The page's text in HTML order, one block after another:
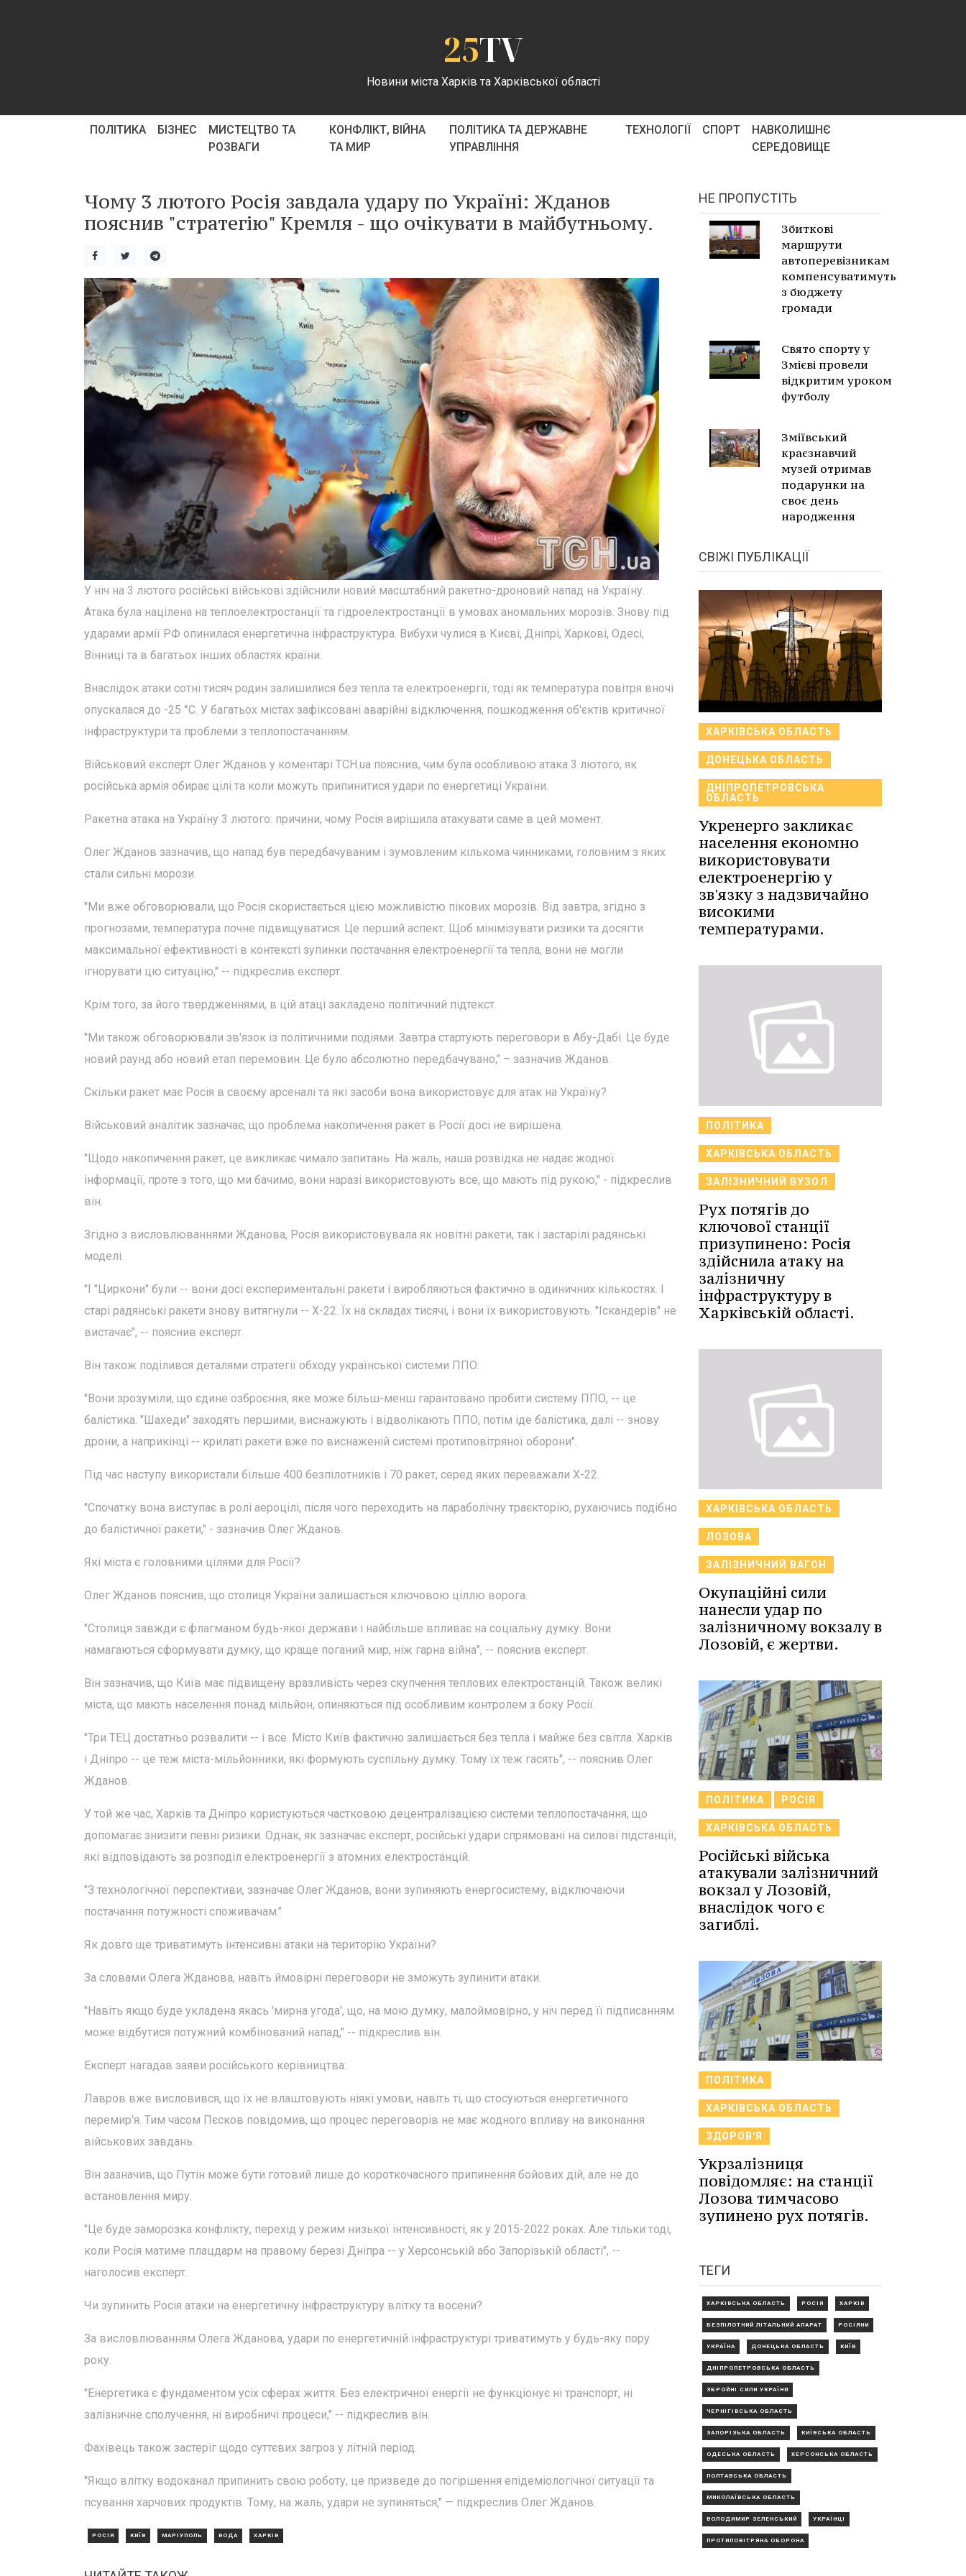
25TV
Новини міста Харків та Харківської області
ПОЛІТИКА БІЗНЕС
МИСТЕЦТВО ТА
РОЗВАГИ
КОНФЛІКТ, ВІЙНА
ТА МИР
ПОЛІТИКА ТА ДЕРЖАВНЕ
УПРАВЛІННЯ
ТЕХНОЛОГІЇ СПОРТ
НАВКОЛИШНЄ
СЕРЕДОВИЩЕ
Чому 3 лютого Росія завдала удару по Україні: Жданов
пояснив "стратегію" Кремля - що очікувати в майбутньому.
У ніч на 3 лютого російські військові здійснили новий масштабний ракетно-дроновий напад на Україну.
Атака була націлена на теплоелектростанції та гідроелектростанції в умовах аномальних морозів. Знову під
ударами армії РФ опинилася енергетична інфраструктура. Вибухи чулися в Києві, Дніпрі, Харкові, Одесі,
Вінниці та в багатьох інших областях країни.
Внаслідок атаки сотні тисяч родин залишилися без тепла та електроенергії, тоді як температура повітря вночі
опускалася до -25 °C. У багатьох містах зафіксовані аварійні відключення, пошкодження об'єктів критичної
інфраструктури та проблеми з теплопостачанням.
Військовий експерт Олег Жданов у коментарі ТСН.ua пояснив, чим була особливою атака 3 лютого, як
російська армія обирає цілі та коли можуть припинитися удари по енергетиці України.
Ракетна атака на Україну 3 лютого: причини, чому Росія вирішила атакувати саме в цей момент.
Олег Жданов зазначив, що напад був передбачуваним і зумовленим кількома чинниками, головним з яких
стали сильні морози.
"Ми вже обговорювали, що Росія скористається цією можливістю пікових морозів. Від завтра, згідно з
прогнозами, температура почне підвищуватися. Це перший аспект. Щоб мінімізувати ризики та досягти
максимальної ефективності в контексті зупинки постачання електроенергії та тепла, вони не могли
ігнорувати цю ситуацію," -- підкреслив експерт.
Крім того, за його твердженнями, в цій атаці закладено політичний підтекст.
"Ми також обговорювали зв'язок із політичними подіями. Завтра стартують переговори в Абу-Дабі. Це буде
новий раунд або новий етап перемовин. Це було абсолютно передбачувано," – зазначив Жданов.
Скільки ракет має Росія в своєму арсеналі та які засоби вона використовує для атак на Україну?
Військовий аналітик зазначає, що проблема накопичення ракет в Росії досі не вирішена.
"Щодо накопичення ракет, це викликає чимало запитань. На жаль, наша розвідка не надає жодної
інформації, проте з того, що ми бачимо, вони наразі використовують все, що мають під рукою," - підкреслив
він.
Згідно з висловлюваннями Жданова, Росія використовувала як новітні ракети, так і застарілі радянські
моделі.
"І "Циркони" були -- вони досі експериментальні ракети і виробляються фактично в одиничних кількостях. І
старі радянські ракети знову витягнули -- Х-22. Їх на складах тисячі, і вони їх використовують. "Іскандерів" не
вистачає", -- пояснив експерт.
Він також поділився деталями стратегії обходу української системи ППО:
"Вони зрозуміли, що єдине озброєння, яке може більш-менш гарантовано пробити систему ППО, -- це
балістика. "Шахеди" заходять першими, виснажують і відволікають ППО, потім іде балістика, далі -- знову
дрони, а наприкінці -- крилаті ракети вже по виснаженій системі протиповітряної оборони".
Під час наступу використали більше 400 безпілотників і 70 ракет, серед яких переважали Х-22.
"Спочатку вона виступає в ролі аероцілі, після чого переходить на параболічну траєкторію, рухаючись подібно
до балістичної ракети," - зазначив Олег Жданов.
Які міста є головними цілями для Росії?
Олег Жданов пояснив, що столиця України залишається ключовою ціллю ворога.
"Столиця завжди є флагманом будь-якої держави і найбільше впливає на соціальну думку. Вони
намагаються сформувати думку, що краще поганий мир, ніж гарна війна", -- пояснив експерт.
Він зазначив, що Київ має підвищену вразливість через скупчення теплових електростанцій. Також великі
міста, що мають населення понад мільйон, опиняються під особливим контролем з боку Росії.
"Три ТЕЦ достатньо розвалити -- і все. Місто Київ фактично залишається без тепла і майже без світла. Харків
і Дніпро -- це теж міста-мільйонники, які формують суспільну думку. Тому їх теж гасять", -- пояснив Олег
Жданов.
У той же час, Харків та Дніпро користуються частковою децентралізацією системи теплопостачання, що
допомагає знизити певні ризики. Однак, як зазначає експерт, російські удари спрямовані на силові підстанції,
які відповідають за розподіл електроенергії з атомних електростанцій.
"З технологічної перспективи, зазначає Олег Жданов, вони зупиняють енергосистему, відключаючи
постачання потужності споживачам."
Як довго ще триватимуть інтенсивні атаки на територію України?
За словами Олега Жданова, навіть ймовірні переговори не зможуть зупинити атаки.
"Навіть якщо буде укладена якась 'мирна угода', що, на мою думку, малоймовірно, у ніч перед її підписанням
може відбутися потужний комбінований напад," -- підкреслив він.
Експерт нагадав заяви російського керівництва:
Лавров вже висловився, що їх не влаштовують ніякі умови, навіть ті, що стосуються енергетичного
перемир'я. Тим часом Пєсков повідомив, що процес переговорів не має жодного впливу на виконання
військових завдань.
Він зазначив, що Путін може бути готовий лише до короткочасного припинення бойових дій, але не до
встановлення миру.
"Це буде заморозка конфлікту, перехід у режим низької інтенсивності, як у 2015-2022 роках. Але тільки тоді,
коли Росія матиме плацдарм на правому березі Дніпра -- у Херсонській або Запорізькій області", --
наголосив експерт.
Чи зупинить Росія атаки на енергетичну інфраструктуру влітку та восени?
За висловлюванням Олега Жданова, удари по енергетичній інфраструктурі триватимуть у будь-яку пору
року.
"Енергетика є фундаментом усіх сферах життя. Без електричної енергії не функціонує ні транспорт, ні
залізничне сполучення, ні виробничі процеси," -- підкреслив він.
Фахівець також застеріг щодо суттєвих загроз у літній період.
"Якщо влітку водоканал припинить свою роботу, це призведе до погіршення епідеміологічної ситуації та
псування харчових продуктів. Тому, на жаль, удари не зупиняться," — підкреслив Олег Жданов.
РОСІЯ КИЇВ МАРІУПОЛЬ ВОДА ХАРКІВ
НЕ ПРОПУСТІТЬ
Збиткові
маршрути
автоперевізникам
компенсуватимуть
з бюджету
громади
Свято спорту у
Змієві провели
відкритим уроком
футболу
Зміївський
краєзнавчий
музей отримав
подарунки на
своє день
народження
СВІЖІ ПУБЛІКАЦІЇ
ХАРКІВСЬКА ОБЛАСТЬ
ДОНЕЦЬКА ОБЛАСТЬ
ДНІПРОПЕТРОВСЬКА
ОБЛАСТЬ
Укренерго закликає
населення економно
використовувати
електроенергію у
зв'язку з надзвичайно
високими
температурами.
ПОЛІТИКА
ХАРКІВСЬКА ОБЛАСТЬ
ЗАЛІЗНИЧНИЙ ВУЗОЛ
Рух потягів до
ключової станції
призупинено: Росія
здійснила атаку на
залізничну
інфраструктуру в
Харківській області.
ХАРКІВСЬКА ОБЛАСТЬ
ЛОЗОВА
ЗАЛІЗНИЧНИЙ ВАГОН
Окупаційні сили
нанесли удар по
залізничному вокзалу в
Лозовій, є жертви.
ПОЛІТИКА РОСІЯ
ХАРКІВСЬКА ОБЛАСТЬ
Російські війська
атакували залізничний
вокзал у Лозовій,
внаслідок чого є
загиблі.
ПОЛІТИКА
ХАРКІВСЬКА ОБЛАСТЬ
ЗДОРОВ'Я
Укрзалізниця
повідомляє: на станції
Лозова тимчасово
зупинено рух потягів.
ТЕГИ
ХАРКІВСЬКА ОБЛАСТЬ РОСІЯ ХАРКІВ
БЕЗПІЛОТНИЙ ЛІТАЛЬНИЙ АПАРАТ РОСІЯНИ
УКРАЇНА ДОНЕЦЬКА ОБЛАСТЬ КИЇВ
ДНІПРОПЕТРОВСЬКА ОБЛАСТЬ
ЗБРОЙНІ СИЛИ УКРАЇНИ
ЧЕРНІГІВСЬКА ОБЛАСТЬ
ЗАПОРІЗЬКА ОБЛАСТЬ КИЇВСЬКА ОБЛАСТЬ
ОДЕСЬКА ОБЛАСТЬ ХЕРСОНСЬКА ОБЛАСТЬ
ПОЛТАВСЬКА ОБЛАСТЬ
МИКОЛАЇВСЬКА ОБЛАСТЬ
ВОЛОДИМИР ЗЕЛЕНСЬКИЙ УКРАЇНЦІ
ПРОТИПОВІТРЯНА ОБОРОНА